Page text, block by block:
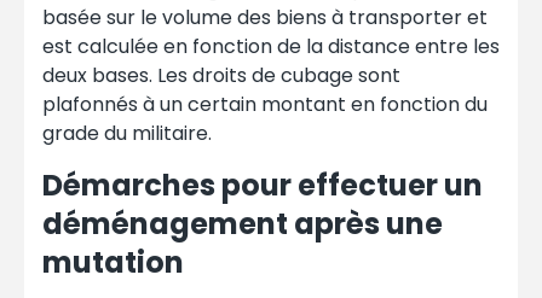
basée sur le volume des biens à transporter et
est calculée en fonction de la distance entre les
deux bases. Les droits de cubage sont
plafonnés à un certain montant en fonction du
grade du militaire.
Démarches pour effectuer un
déménagement après une
mutation